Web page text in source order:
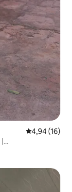
საშუალო
4,94 (16)